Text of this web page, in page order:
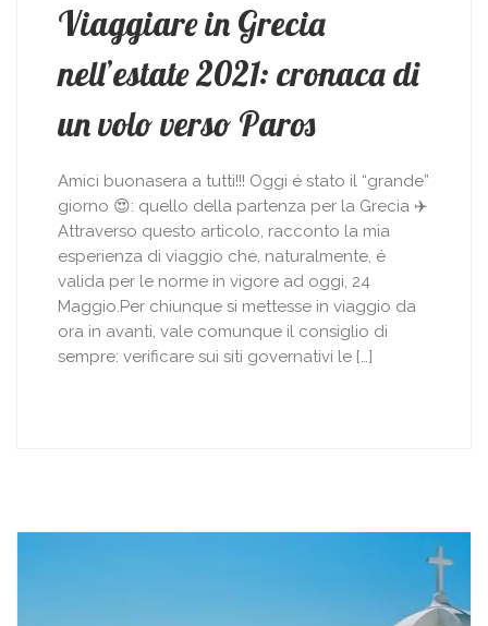
Viaggiare in Grecia
nell’estate 2021: cronaca di
un volo verso Paros
Amici buonasera a tutti!!! Oggi é stato il “grande”
giorno 😍: quello della partenza per la Grecia ✈️
Attraverso questo articolo, racconto la mia
esperienza di viaggio che, naturalmente, é
valida per le norme in vigore ad oggi, 24
Maggio.Per chiunque si mettesse in viaggio da
ora in avanti, vale comunque il consiglio di
sempre: verificare sui siti governativi le […]